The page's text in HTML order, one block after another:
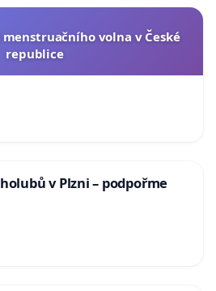
menstruačního volna v České
republice
v Plzni – podpořme